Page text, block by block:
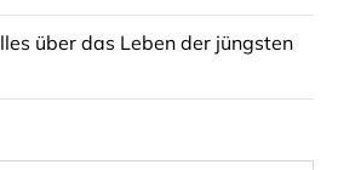
über das Leben der jüngsten